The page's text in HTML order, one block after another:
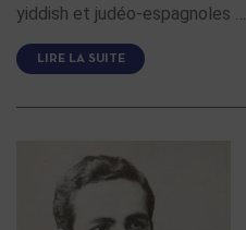
yiddish et judéo-espagnoles …
LIRE LA SUITE